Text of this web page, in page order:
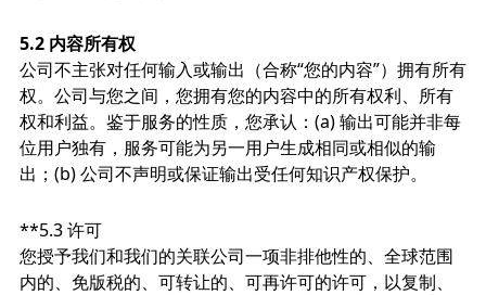
5.2 内容所有权
公司不主张对任何输入或输出（合称“您的内容”）拥有所有
权。公司与您之间，您拥有您的内容中的所有权利、所有
权和利益。鉴于服务的性质，您承认：(a) 输出可能并非每
位用户独有，服务可能为另一用户生成相同或相似的输
出；(b) 公司不声明或保证输出受任何知识产权保护。
**5.3 许可
您授予我们和我们的关联公司一项非排他性的、全球范围
内的、免版税的、可转让的、可再许可的许可，以复制、